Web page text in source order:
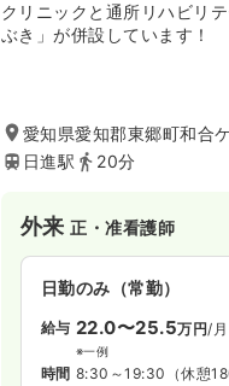
クリニックと通所リハビリ
ぶき」が併設しています！
愛知県愛知郡東郷町和合
日進駅
20分
外来正・准看護師
日勤のみ（常勤）
給与 22.0〜25.5万円/月
※一例
時間 8:30～19:30 （休憩